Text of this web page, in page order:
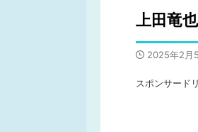
上田竜
2025年2月
スポンサード